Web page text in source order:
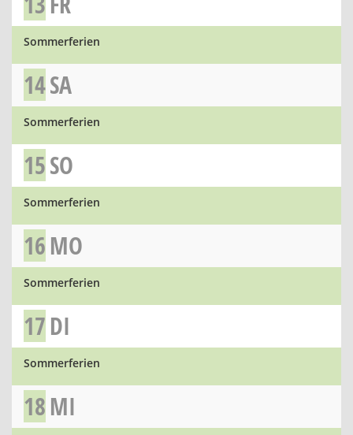
Sommerferien
14SA
Sommerferien
15SO
Sommerferien
16MO
Sommerferien
17DI
Sommerferien
18MI